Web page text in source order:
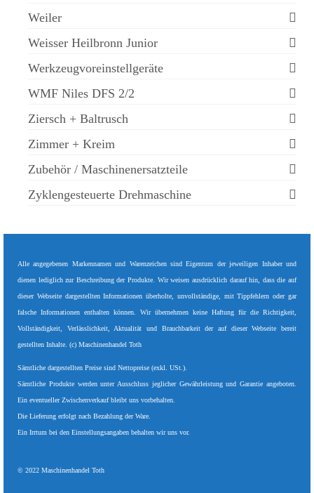
Weiler
Weisser Heilbronn Junior
Werkzeugvoreinstellgeräte
WMF Niles DFS 2/2
Ziersch + Baltrusch
Zimmer + Kreim
Zubehör / Maschinenersatzteile
Zyklengesteuerte Drehmaschine
Alle angegebenen Markennamen und Warenzeichen sind Eigentum der jeweiligen Inhaber und
dienen lediglich zur Beschreibung der Produkte. Wir weisen ausdrücklich darauf hin, dass die auf
dieser Webseite dargestellten Informationen überholte, unvollständige, mit Tippfehlern oder gar
falsche Informationen enthalten können. Wir übernehmen keine Haftung für die Richtigkeit,
Vollständigkeit, Verlässlichkeit, Aktualität und Brauchbarkeit der auf dieser Webseite bereit
gestellten Inhalte. (c) Maschinenhandel Toth
Sämtliche dargestellten Preise sind Nettopreise (exkl. USt.).
Sämtliche Produkte werden unter Ausschluss jeglicher Gewährleistung und Garantie angeboten.
Ein eventueller Zwischenverkauf bleibt uns vorbehalten.
Die Lieferung erfolgt nach Bezahlung der Ware.
Ein Irrtum bei den Einstellungsangaben behalten wir uns vor.
© 2022 Maschinenhandel Toth